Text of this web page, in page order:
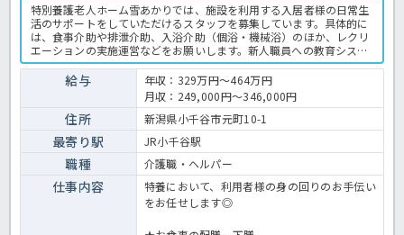
特別養護老人ホーム雪あかりでは、施設を利用する入居者様の日常生
活のサポートをしていただけるスタッフを募集しています。具体的に
は、食事介助や排泄介助、入浴介助（個浴・機械浴）のほか、レクリ
エーションの実施運営などをお願いします。新人職員への教育システ
ムも充実◎介護の経験や資格がない方も、できることから段階的にお
仕事をお任せするので安心です♪また、資格取得にチャレンジするこ
とを期待して「資格チャレンジ手当」も毎月支給されるので、モチベ
ーションに繋がりますね☆「新潟県ハッピー・パートナー企業」とし
て、仕事と家庭が両立できる職場づくりに取り組んでいるので、仕事
もプライベートも大切にしたい方にオススメです！詳細はほっ介護ま
でお気軽にお問い合わせください。特養での介護業務全般です。 ＜介
護職 正職員 特養の求人＞
給与
年収：329万円～464万円
月収：249,000円～346,000円
住所 新潟県小千谷市元町10-1
最寄り駅 JR小千谷駅
職種 介護職・ヘルパー
仕事内容
特養において、利用者様の身の回りのお手伝い
をお任せします◎